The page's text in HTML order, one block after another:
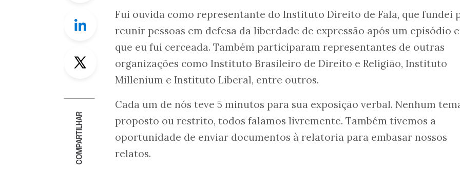
Linkedin
Twitter
COMPARTILHAR
Fui ouvida como representante do Instituto Direito de Fala, que fundei
reunir pessoas em defesa da liberdade de expressão após um episódio
que eu fui cerceada. Também participaram representantes de outras
organizações como Instituto Brasileiro de Direito e Religião, Instituto
Millenium e Instituto Liberal, entre outros.
Cada um de nós teve 5 minutos para sua exposição verbal. Nenhum
proposto ou restrito, todos falamos livremente. Também tivemos a
oportunidade de enviar documentos à relatoria para embasar nossos
relatos.